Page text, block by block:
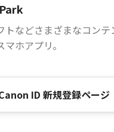
トなどさまざまなコンテ
ホアプリ。
ID 新規登録ページ